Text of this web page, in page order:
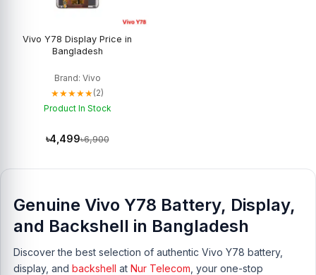
Vivo Y78 Display Price in
Bangladesh
Brand: Vivo
★★★★★(2)
Product In Stock
৳4,499৳6,900
Genuine Vivo Y78 Battery, Display,
and Backshell in Bangladesh
Discover the best selection of authentic Vivo Y78 battery,
display, and backshell at Nur Telecom , your one-stop